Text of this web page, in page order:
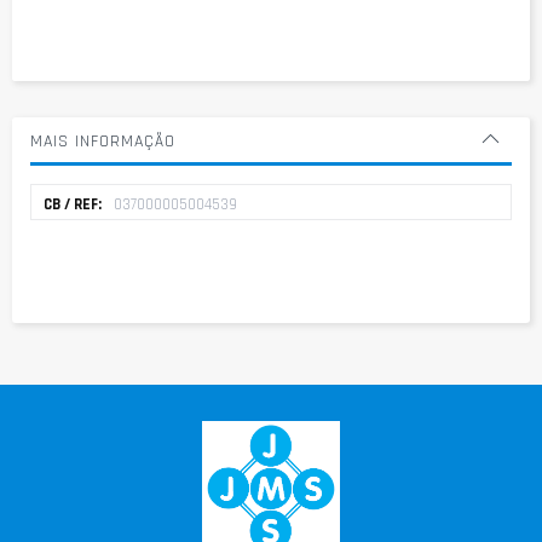
MAIS INFORMAÇÃO
informação
037000005004539